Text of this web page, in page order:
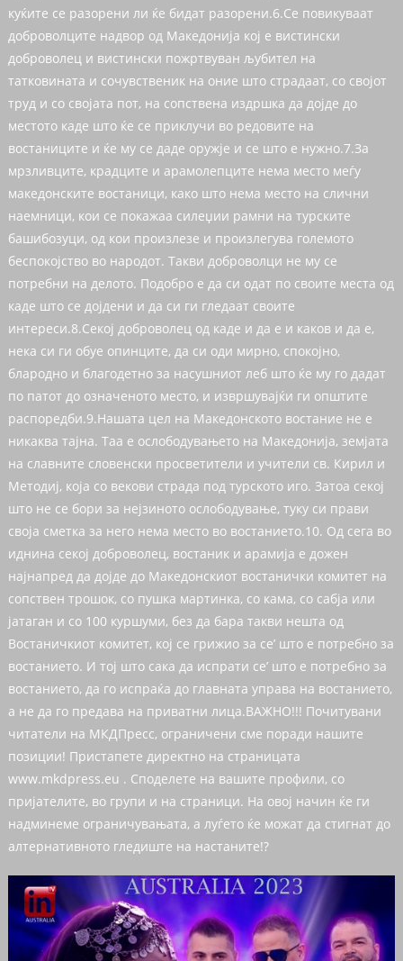
куќите се разорени ли ќе бидат разорени.6.Се повикуваат
доброволците надвор од Македонија кој е вистински
доброволец и вистински пожртвуван љубител на
татковината и сочувственик на оние што страдаат, со својот
труд и со својата пот, на сопствена издршка да дојде до
местото каде што ќе се приклучи во редовите на
востаниците и ќе му се даде оружје и се што е нужно.7.За
мрзливците, крадците и арамолепците нема место меѓу
македонските востаници, како што нема место на слични
наемници, кои се покажаа силеџии рамни на турските
башибозуци, од кои произлезе и произлегува големото
беспокојство во народот. Такви доброволци не му се
потребни на делото. Подобро е да си одат по своите места од
каде што се дојдени и да си ги гледаат своите
интереси.8.Секој доброволец од каде и да е и каков и да е,
нека си ги обуе опинците, да си оди мирно, спокојно,
блародно и благодетно за насушниот леб што ќе му го дадат
по патот до означеното место, и извршувајќи ги општите
распоредби.9.Нашата цел на Македонското востание не е
никаква тајна. Таа е ослободувањето на Македонија, земјата
на славните словенски просветители и учители св. Кирил и
Методиј, која со векови страда под турското иго. Затоа секој
што не се бори за нејзиното ослободување, туку си прави
своја сметка за него нема место во востанието.10. Од сега во
иднина секој доброволец, востаник и арамија е дожен
најнапред да дојде до Македонскиот востанички комитет на
сопствен трошок, со пушка мартинка, со кама, со сабја или
јатаган и со 100 куршуми, без да бара такви нешта од
Востаничкиот комитет, кој се грижио за се’ што е потребно за
востанието. И тој што сака да испрати се’ што е потребно за
востанието, да го испраќа до главната управа на востанието,
а не да го предава на приватни лица.ВАЖНО!!! Почитувани
читатели на МКДПресс, ограничени сме поради нашите
позиции! Пристапете директно на страницата
www.mkdpress.eu . Споделете на вашите профили, со
пријателите, во групи и на страници. На овој начин ќе ги
надминеме ограничувањата, а луѓето ќе можат да стигнат до
алтернативното гледиште на настаните!?